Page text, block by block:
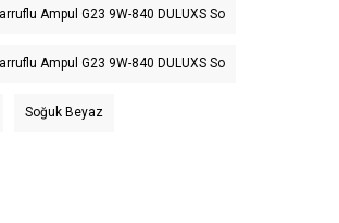
Ampul G23 9W-840 DULUXS So
Ampul G23 9W-840 DULUXS So
Soğuk Beyaz